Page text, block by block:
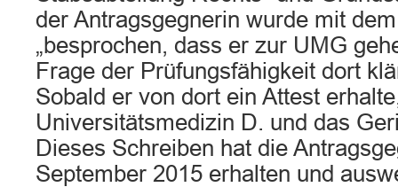
der Antragsgegnerin wurde mit
„besprochen, dass er zur UMG
Frage der Prüfungsfähigkeit dort
Sobald er von dort ein Attest
Universitätsmedizin D. und das
Dieses Schreiben hat die
September 2015 erhalten und